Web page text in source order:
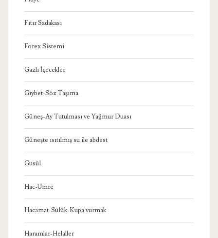
Fıtır Sadakası
Forex Sistemi
Gazlı İçecekler
Gıybet-Söz Taşıma
Güneş-Ay Tutulması ve Yağmur Duası
Güneşte ısıtılmış su ile abdest
Gusül
Hac-Umre
Hacamat-Sülük-Kupa vurmak
Haramlar-Helaller